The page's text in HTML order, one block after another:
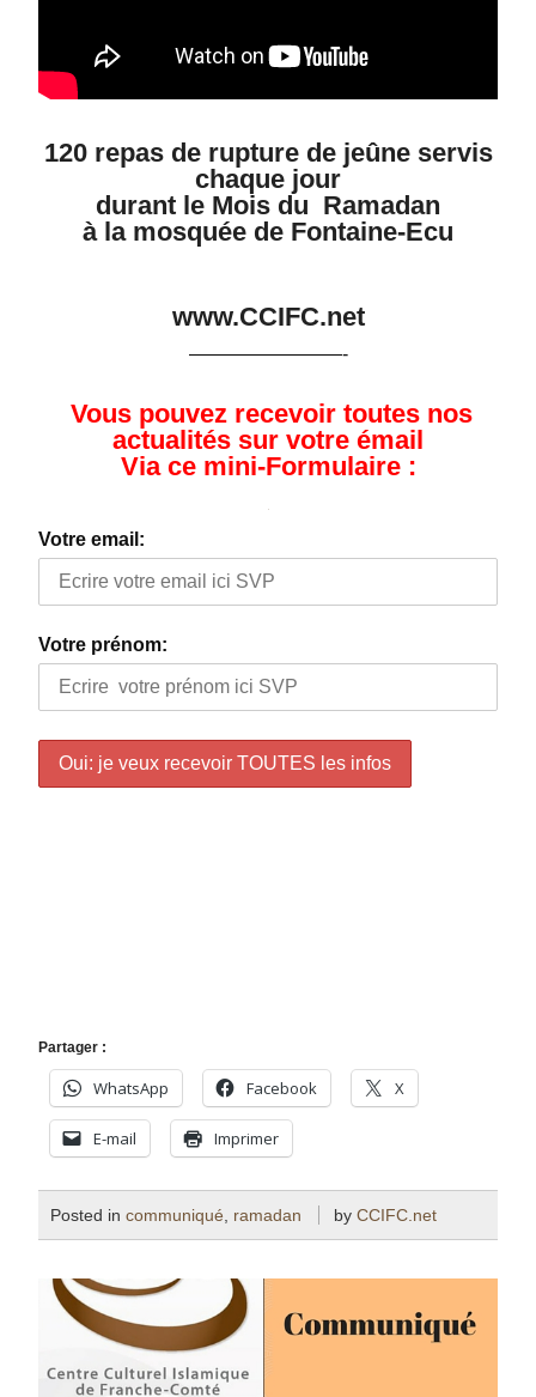
120 repas de rupture de jeûne servis
chaque jour
durant le Mois du Ramadan
à la mosquée de Fontaine-Ecu
www.CCIFC.net
————————-
Vous pouvez recevoir toutes nos
actualités sur votre émail
Via ce mini-Formulaire :
Votre email:
Votre prénom:
Partager :
WhatsApp Facebook X
E-mail Imprimer
Posted incommuniqué ramadan by CCIFC.net